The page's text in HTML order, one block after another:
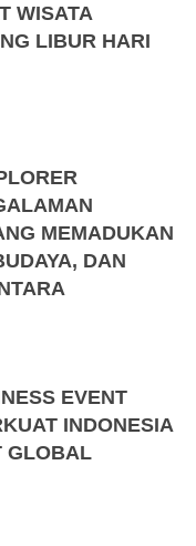
WISATA
LIBUR HARI
MEMADUKAN
DAN
EVENT
INDONESIA
GLOBAL